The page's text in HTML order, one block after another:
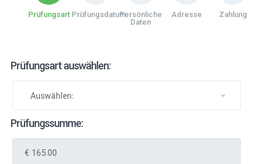
Prüfungsart PrüfungsdatumPersönliche
Daten
Adresse Zahlung
Prüfungsart auswählen:
Auswählen:
Prüfungssumme: